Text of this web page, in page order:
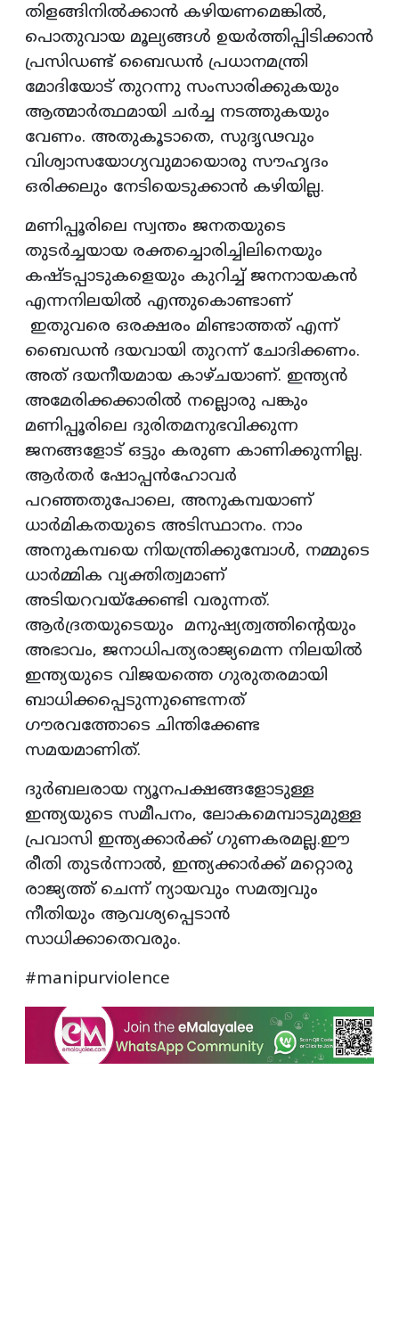
തിളങ്ങിനിൽക്കാൻ കഴിയണമെങ്കിൽ,
പൊതുവായ മൂല്യങ്ങൾ ഉയർത്തിപ്പിടിക്കാൻ
പ്രസിഡണ്ട് ബൈഡൻ പ്രധാനമന്ത്രി
മോദിയോട് തുറന്നു സംസാരിക്കുകയും
ആത്മാർത്ഥമായി ചർച്ച നടത്തുകയും
വേണം. അതുകൂടാതെ, സുദൃഢവും
വിശ്വാസയോഗ്യവുമായൊരു സൗഹൃദം
ഒരിക്കലും നേടിയെടുക്കാൻ കഴിയില്ല.
മണിപ്പൂരിലെ സ്വന്തം ജനതയുടെ
തുടർച്ചയായ രക്തച്ചൊരിച്ചിലിനെയും
കഷ്ടപ്പാടുകളെയും കുറിച്ച് ജനനായകൻ
എന്നനിലയിൽ എന്തുകൊണ്ടാണ്
ഇതുവരെ ഒരക്ഷരം മിണ്ടാത്തത് എന്ന്
ബൈഡൻ ദയവായി തുറന്ന് ചോദിക്കണം.
അത് ദയനീയമായ കാഴ്ചയാണ്. ഇന്ത്യൻ
അമേരിക്കക്കാരിൽ നല്ലൊരു പങ്കും
മണിപ്പൂരിലെ ദുരിതമനുഭവിക്കുന്ന
ജനങ്ങളോട് ഒട്ടും കരുണ കാണിക്കുന്നില്ല.
ആർതർ ഷോപ്പൻഹോവർ
പറഞ്ഞതുപോലെ, അനുകമ്പയാണ്
ധാർമികതയുടെ അടിസ്ഥാനം. നാം
അനുകമ്പയെ നിയന്ത്രിക്കുമ്പോൾ, നമ്മുടെ
ധാർമ്മിക വ്യക്തിത്വമാണ്
അടിയറവയ്ക്കേണ്ടി വരുന്നത്.
ആർദ്രതയുടെയും മനുഷ്യത്വത്തിന്റെയും
അഭാവം, ജനാധിപത്യരാജ്യമെന്ന നിലയിൽ
ഇന്ത്യയുടെ വിജയത്തെ ഗുരുതരമായി
ബാധിക്കപ്പെടുന്നുണ്ടെന്നത്
ഗൗരവത്തോടെ ചിന്തിക്കേണ്ട
സമയമാണിത്.
ദുർബലരായ ന്യൂനപക്ഷങ്ങളോടുള്ള
ഇന്ത്യയുടെ സമീപനം, ലോകമെമ്പാടുമുള്ള
പ്രവാസി ഇന്ത്യക്കാർക്ക് ഗുണകരമല്ല.ഈ
രീതി തുടർന്നാൽ, ഇന്ത്യക്കാർക്ക് മറ്റൊരു
രാജ്യത്ത് ചെന്ന് ന്യായവും സമത്വവും
നീതിയും ആവശ്യപ്പെടാൻ
സാധിക്കാതെവരും.
#manipurviolence